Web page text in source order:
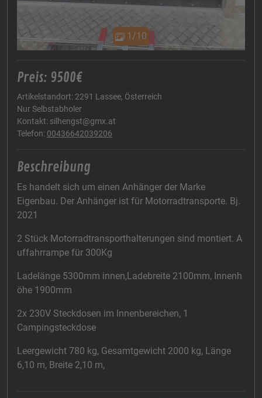
1/10
Preis: 9500€
Artikelstandort: 2291 Lassee, Österreich
Nur Selbstabholer
Kontakt: silhengst@gmx.at
Telefon: 00436642039206
Beschreibung
Es handelt sich um einen Anhänger der Marke
Eigenbau. Der Anhänger ist für Motorradtransporte. Bj.
2021
2 Stück Motorradtransporthalterungen sind montiert. A
uffahrrampe für 300Kg
Ladelänge 5300mm innen,Ladebreite 2100mm, Innenh
öhe 1900mm
2x 230V Steckdosen im Innenbereichen, 1
Campingsteckdose
Leergewicht 780 kg, Gesamtgewicht 2000 kg, Länge
6,10 m, Breite 2,10 m,